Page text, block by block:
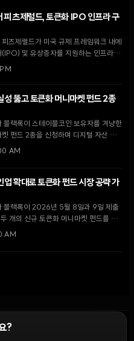
피츠제럴드, 토큰화 IPO 인프라 구
츠제럴드가 미국 규제 프레임워크 내에
및 유상증자를 지원하는 인프라 구
리타이즈의 뉴욕증권거래소 상장 이후
성 뚫고 토큰화 머니마켓 펀드 2종
블랙록이 스테이블코인 보유자를 겨냥한
펀드 2종을 신청하며 디지털 자산 시
다. 이는 클래리티 법안의 수익률 관련
AM
업 확대로 토큰화 펀드 시장 공략 가
블랙록이 2026년 5월 8일과 9일 제출
개의 신규 토큰화 머니마켓 펀드를 공
통적 은행 고객을 넘어 스테이블코인 사
AM
?